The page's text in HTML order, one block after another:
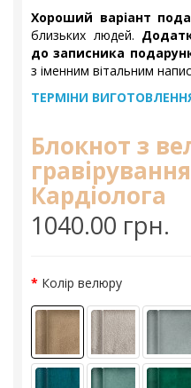
Хороший варіант
близьких людей.
до записника
з іменним вітальним
ТЕРМІНИ
Блокнот з
Кардіолога
1040.00 грн.
Колір велюру